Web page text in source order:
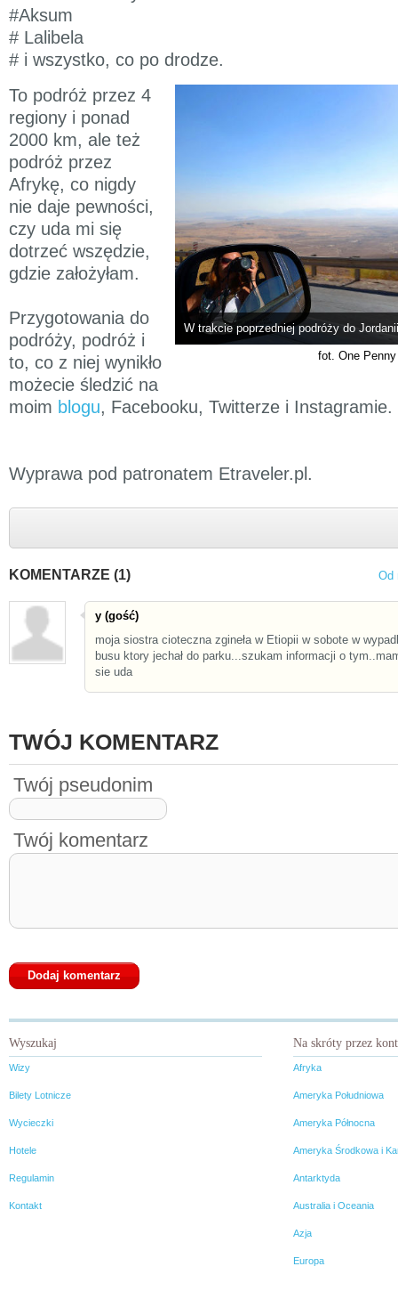
#Aksum
# Lalibela
# i wszystko, co po drodze.
W trakcie poprzedniej podróży do
fot. One
To podróż przez 4
regiony i ponad
2000 km, ale też
podróż przez
Afrykę, co nigdy
nie daje pewności,
czy uda mi się
dotrzeć wszędzie,
gdzie założyłam.
Przygotowania do
podróży, podróż i
to, co z niej wynikło
możecie śledzić na
moim blogu, Facebooku, Twitterze i Instagramie.
Wyprawa pod patronatem Etraveler.pl.
KOMENTARZE (1) Od
y (gość)
moja siostra cioteczna zgineła w Etiopii w sobote w
busu ktory jechał do parku...szukam informacji o
sie uda
TWÓJ KOMENTARZ
Twój pseudonim
Twój komentarz
Wyszukaj
Wizy
Bilety Lotnicze
Wycieczki
Hotele
Regulamin
Kontakt
Na skróty przez
Afryka
Ameryka Południowa
Ameryka Północna
Ameryka Środkowa i
Antarktyda
Australia i Oceania
Azja
Europa